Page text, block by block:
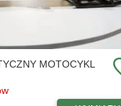
MOTOCYKL